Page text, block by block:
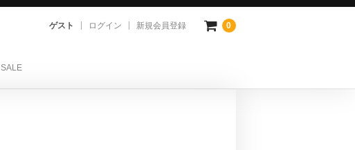
ゲスト ログイン 新規会員登録 0
SALE